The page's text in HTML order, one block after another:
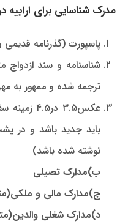
مدرک شناسایی برای اراییه
پاسپورت (گذرنامه
شناسنامه و سند
ترجمه شده و ممهور به
عکس۳.۵
باید جدید باشد و در
نوشته شده باشد)
ب)مدارک تصیلی
ج)مدارک مالی و
د)مدارک شغلی